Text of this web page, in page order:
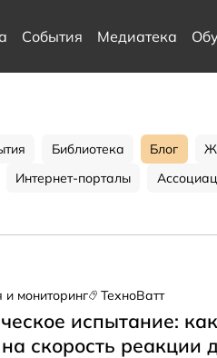
События Медиатека
Библиотека Блог
Интернет-порталы
и мониторинг ТехноВатт
испытание:
скорость реакции